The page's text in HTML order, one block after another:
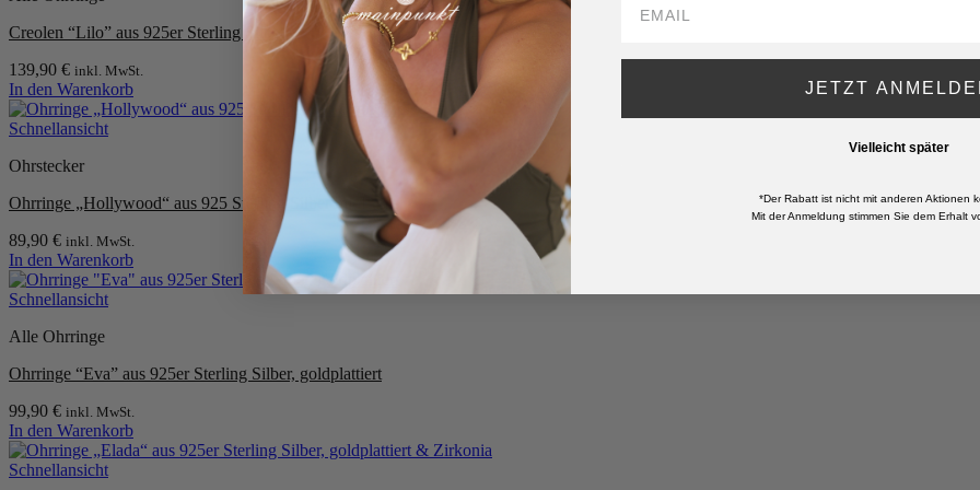
Creolen “Lilo” aus 925er Sterling Silber
139,90 € inkl. MwSt.
In den Warenkorb
Schnellansicht
Ohrstecker
Ohrringe „Hollywood“ aus 925 Sterling Silber mit Lapis
89,90 € inkl. MwSt.
In den Warenkorb
Schnellansicht
Alle Ohrringe
Ohrringe “Eva” aus 925er Sterling Silber, goldplattiert
99,90 € inkl. MwSt.
In den Warenkorb
Schnellansicht
JETZT
Vielleicht später
*Der Rabatt ist nicht mit anderen Aktionen
Mit der Anmeldung stimmen Sie dem Erhalt